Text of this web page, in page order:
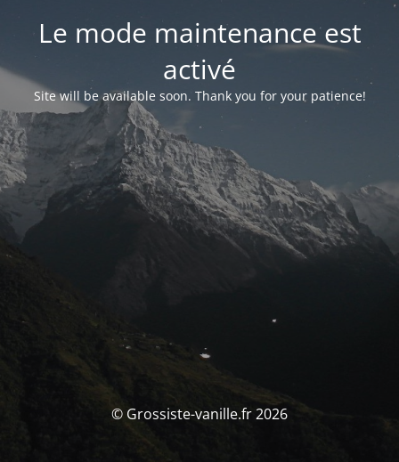
Le mode maintenance est
activé
Site will be available soon. Thank you for your patience!
© Grossiste-vanille.fr 2026